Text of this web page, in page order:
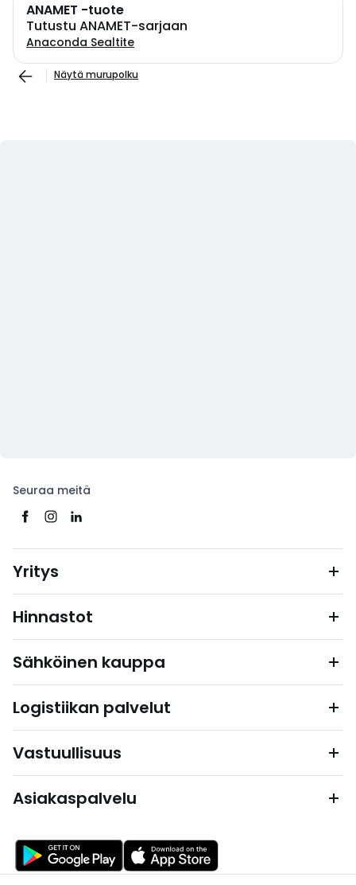
ANAMET -tuote
Tutustu ANAMET-sarjaan
Anaconda Sealtite
Näytä murupolku
Seuraa meitä
Yritys
Hinnastot
Sähköinen kauppa
Logistiikan palvelut
Vastuullisuus
Asiakaspalvelu